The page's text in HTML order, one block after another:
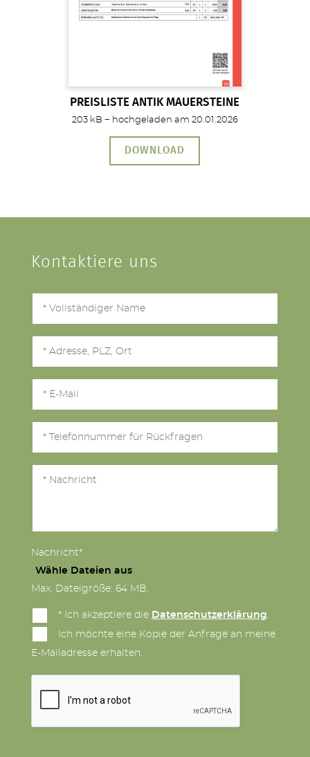
PREISLISTE ANTIK MAUERSTEINE
203 kB − hochgeladen am 20.01.2026
DOWNLOAD
Kontaktiere uns
Nachricht*
Wähle Dateien aus
Max. Dateigröße: 64 MB.
* Ich akzeptiere die Datenschutzerklärung.
Ich möchte eine Kopie der Anfrage an meine
E-Mailadresse erhalten.